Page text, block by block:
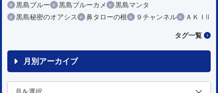
黒島ブルー
黒島ブルーカメ
黒島マンタ
黒島秘密のオアシス
鼻タローの根 ９チャンネル ＡＫＩⅡ
タグ一覧
月別アーカイブ